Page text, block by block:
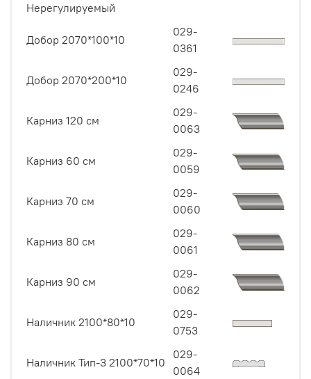
Нерегулируемый
Добор 2070*100*10
029-
0361
Добор 2070*200*10
029-
0246
Карниз 120 см
029-
0063
Карниз 60 см
029-
0059
Карниз 70 см
029-
0060
Карниз 80 см
029-
0061
Карниз 90 см
029-
0062
Наличник 2100*80*10
029-
0753
Наличник Тип-3 2100*70*10
029-
0064